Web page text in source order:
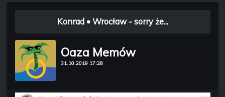
Oaza Memów
31.10.2019 17:28
Konrad • Wrocław - sorry że...